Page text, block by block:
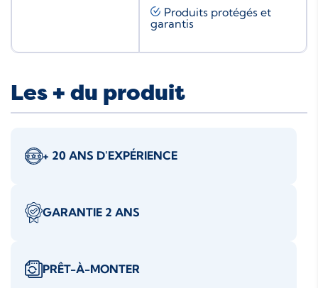
Produits protégés et
garantis
Les + du produit
+ 20 ANS D'EXPÉRIENCE
GARANTIE 2 ANS
PRÊT-À-MONTER